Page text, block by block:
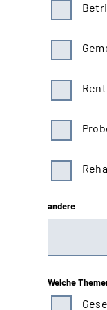
andere
Welche